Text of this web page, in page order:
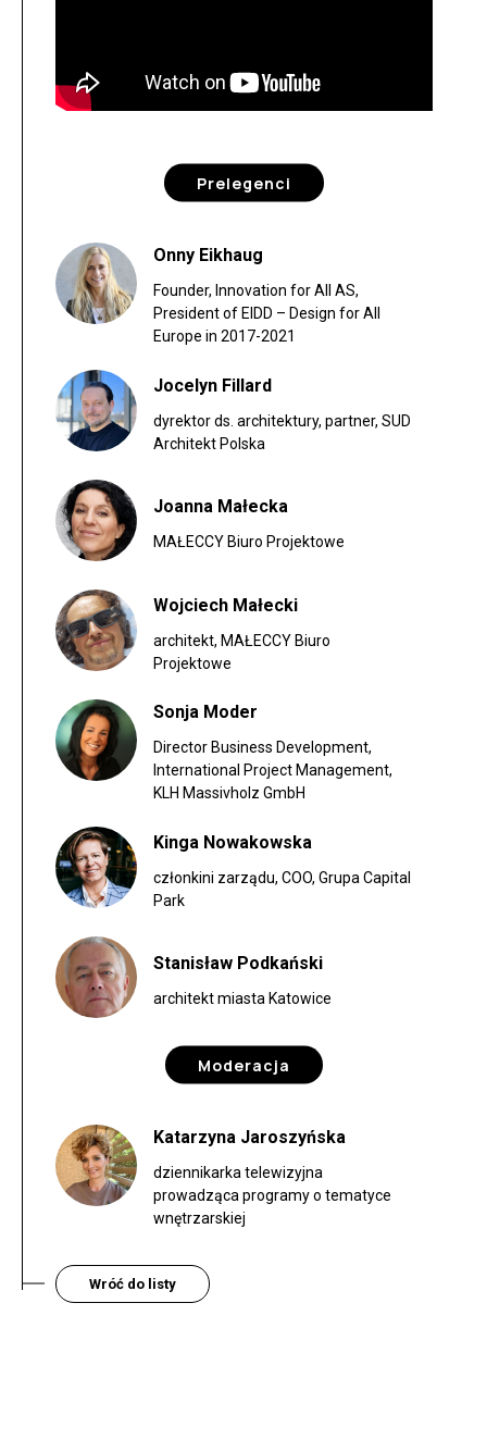
Prelegenci
Onny Eikhaug
Founder, Innovation for All AS,
President of EIDD – Design for All
Europe in 2017-2021
Jocelyn Fillard
dyrektor ds. architektury, partner, SUD
Architekt Polska
Joanna Małecka
MAŁECCY Biuro Projektowe
Wojciech Małecki
architekt, MAŁECCY Biuro
Projektowe
Sonja Moder
Director Business Development,
International Project Management,
KLH Massivholz GmbH
Kinga Nowakowska
członkini zarządu, COO, Grupa Capital
Park
Stanisław Podkański
architekt miasta Katowice
Moderacja
Katarzyna Jaroszyńska
dziennikarka telewizyjna
prowadząca programy o tematyce
wnętrzarskiej
Wróć do listy